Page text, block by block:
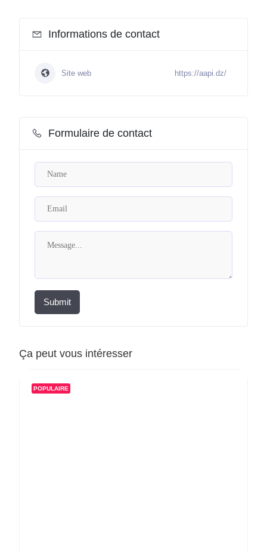
Informations de contact
Site web https://aapi.dz/
Formulaire de contact
Submit
Ça peut vous intéresser
POPULAIRE